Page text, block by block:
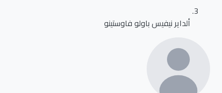
ألداير نيفيس باولو فاوستينو